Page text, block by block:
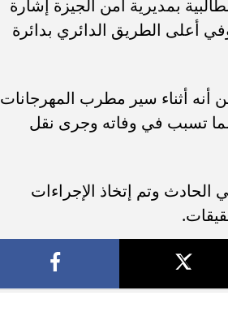
بمديرية أمن الجيزة إشارة
أعلى الطريق الدائري بدائرة
أنه أثناء سير مطرب المهرجانات
تسبب في وفاته وجرى نقل
وتم إتخاذ الإجراءات